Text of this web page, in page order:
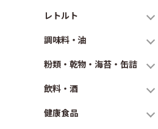
レトルト
調味料・油
粉類・乾物・海苔・缶詰
飲料・酒
健康食品